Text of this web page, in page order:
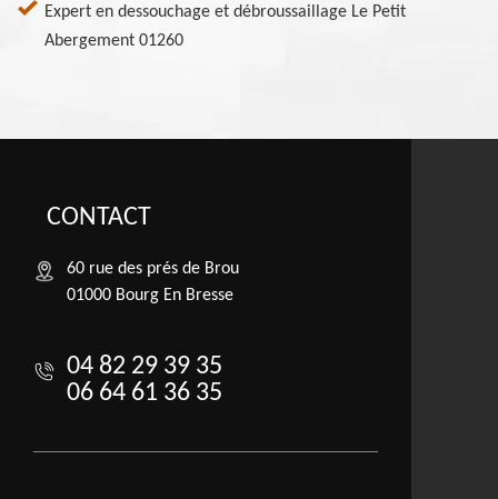
Expert en dessouchage et débroussaillage Le Petit
Abergement 01260
CONTACT
60 rue des prés de Brou
01000 Bourg En Bresse
04 82 29 39 35
06 64 61 36 35